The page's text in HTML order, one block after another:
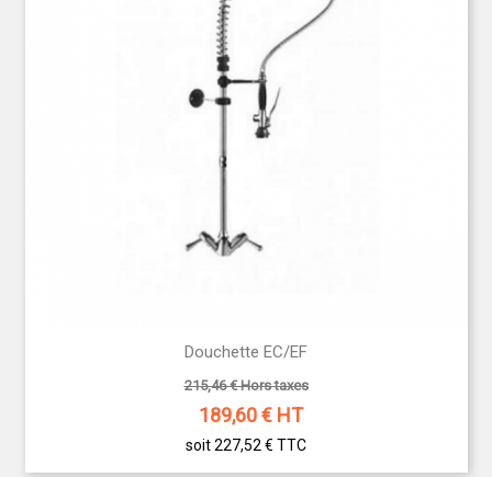
Douchette EC/EF
215,46 € Hors taxes
189,60€ HT
soit 227,52 € TTC